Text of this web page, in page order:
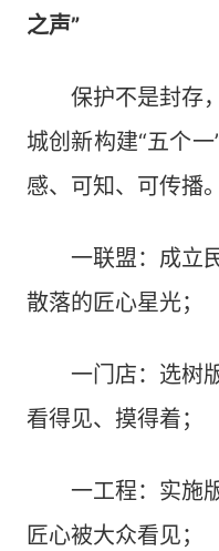
之声”
保护不是封存，
城创新构建“五个
感、可知、可传播。
一联盟：成立民
散落的匠心星光；
一门店：选树版
看得见、摸得着；
一工程：实施版
匠心被大众看见；